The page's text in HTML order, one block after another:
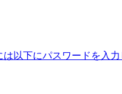
以下にパスワードを入